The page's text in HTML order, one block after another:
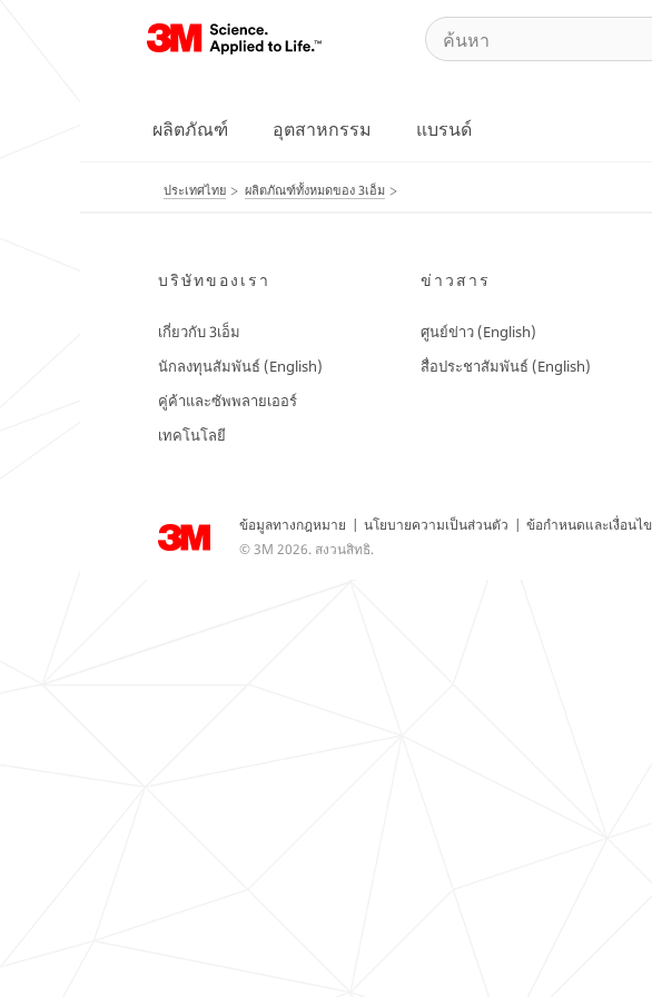
ผลิตภัณฑ์ อุตสาหกรรม แบรนด์
ประเทศไทย ผลิตภัณฑ์ทั้งหมดของ 3เอ็ม
บริษัทของเรา
เกี่ยวกับ 3เอ็ม
นักลงทุนสัมพันธ์ (English)
คู่ค้าและซัพพลายเออร์
เทคโนโลยี
ข่าวสาร
ศูนย์ข่าว (English)
สื่อประชาสัมพันธ์ (English)
ข้อมูลทางกฎหมาย | นโยบายความเป็นส่วนตัว | ข้อกำหนดและเงื่อนไข
© 3M 2026. สงวนสิทธิ.